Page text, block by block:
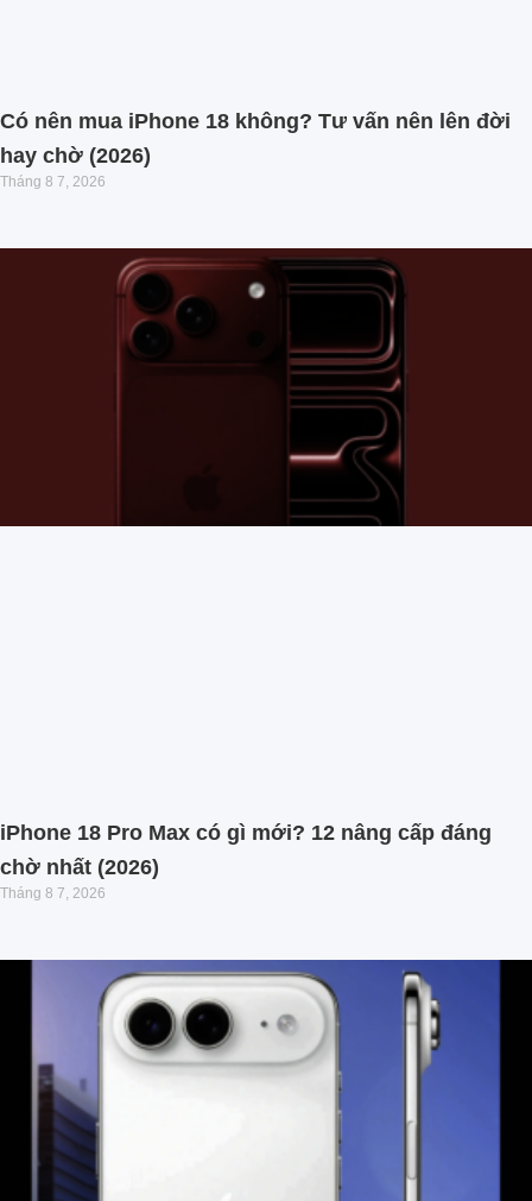
Có nên mua iPhone 18 không? Tư vấn nên lên đời
hay chờ (2026)
Tháng 8 7, 2026
iPhone 18 Pro Max có gì mới? 12 nâng cấp đáng
chờ nhất (2026)
Tháng 8 7, 2026